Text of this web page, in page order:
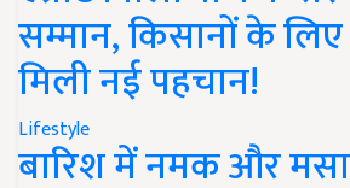
सम्मान, किसानों के
मिली नई पहचान!
Lifestyle
बारिश में नमक और